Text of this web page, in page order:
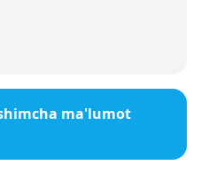
ma'lumot